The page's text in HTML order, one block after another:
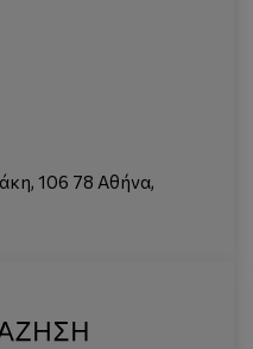
106 78 Αθήνα,